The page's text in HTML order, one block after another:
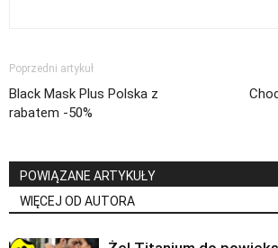
Poprzedni artykuł
Black Mask Plus Polska z
rabatem -50%
POWIĄZANE ARTYKUŁY
WIĘCEJ OD AUTORA